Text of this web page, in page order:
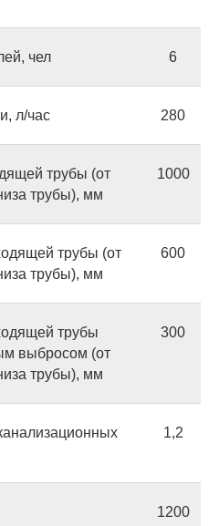
чел 6
л/час 280
трубы (от
трубы), мм
1000
трубы (от
трубы), мм
600
трубы
выбросом (от
трубы), мм
300
1,2
1200